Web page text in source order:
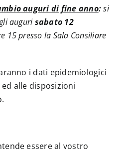
auguri di fine anno:si
augurisabato 12
15 presso la Sala Consiliare
i dati epidemiologici
alle disposizioni
essere al vostro